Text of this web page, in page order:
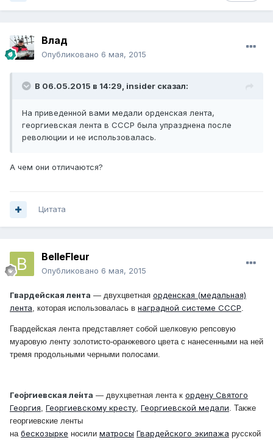
Влад
Опубликовано 6 мая, 2015
В 06.05.2015 в 14:29, insider сказал:
На приведенной вами медали орденская лента,
георгиевская лента в СССР была упразднена после
революции и не использовалась.
А чем они отличаются?
Цитата
BelleFleur
Опубликовано 6 мая, 2015
Гвардейская лента — двухцветная орденская (медальная)
лента, которая использовалась в наградной системе СССР.
Гвардейская лента представляет собой шелковую репсовую
муаровую ленту золотисто-оранжевого цвета с нанесенными на ней
тремя продольными черными полосами.
Гео́ргиевская ле́нта — двухцветная лента к ордену Святого
Георгия, Георгиевскому кресту, Георгиевской медали. Также
георгиевские ленты
на бескозырке носили матросы Гвардейского экипажа русской